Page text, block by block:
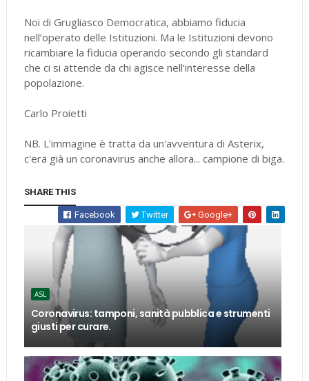
Noi di Grugliasco Democratica, abbiamo fiducia
nell’operato delle Istituzioni. Ma le Istituzioni devono
ricambiare la fiducia operando secondo gli standard
che ci si attende da chi agisce nell’interesse della
popolazione.
Carlo Proietti
NB. L'immagine è tratta da un'avventura di Asterix,
c'era già un coronavirus anche allora... campione di biga.
SHARE THIS
Facebook Twitter Google+
ASL
Coronavirus: tamponi, sanità pubblica e strumenti
giusti per curare.